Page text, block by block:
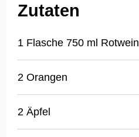
Zutaten
1 Flasche 750 ml Rotwein
2 Orangen
2 Äpfel